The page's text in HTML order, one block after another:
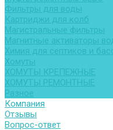
Фильтры для воды
Картриджи для колб
Магистральные фильтры
Магнитные активаторы
Химия для септиков и
Хомуты
ХОМУТЫ КРЕПЕЖНЫЕ
ХОМУТЫ РЕМОНТНЫЕ
Разное
Компания
Отзывы
Вопрос-ответ